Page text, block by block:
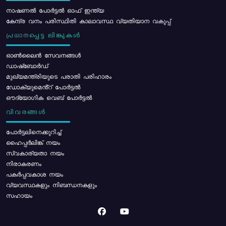
നാഷണൽ പോർട്ടൽ ഓഫ് ഇന്ത്യ
കേന്ദ്ര വനം പരിസ്ഥിതി കാലാവസ്ഥ വ്യതിയാന വകുപ്പ്
പ്രധാനപ്പെട്ട ലിങ്കുകൾ
ഓൺലൈൻ സേവനങ്ങൾ
ഡാഷ്ബോർഡ്
മുഖ്യമന്ത്രിയുടെ പരാതി പരിഹാരം
ഡോക്യുമെൻ്റ് പോർട്ടൽ
ഔദ്യോഗിക വെബ് പോർട്ടൽ
വിവരങ്ങൾ
പോര്‍ട്ടലിനെക്കുറിച്ച്
ഹൈപ്പർലിങ്ക് നയം
സ്വകാര്യതാ നയം
നിരാകരണം
പകർപ്പവകാശ നയം
വ്യവസ്ഥകളും നിബന്ധനകളും
സഹായം